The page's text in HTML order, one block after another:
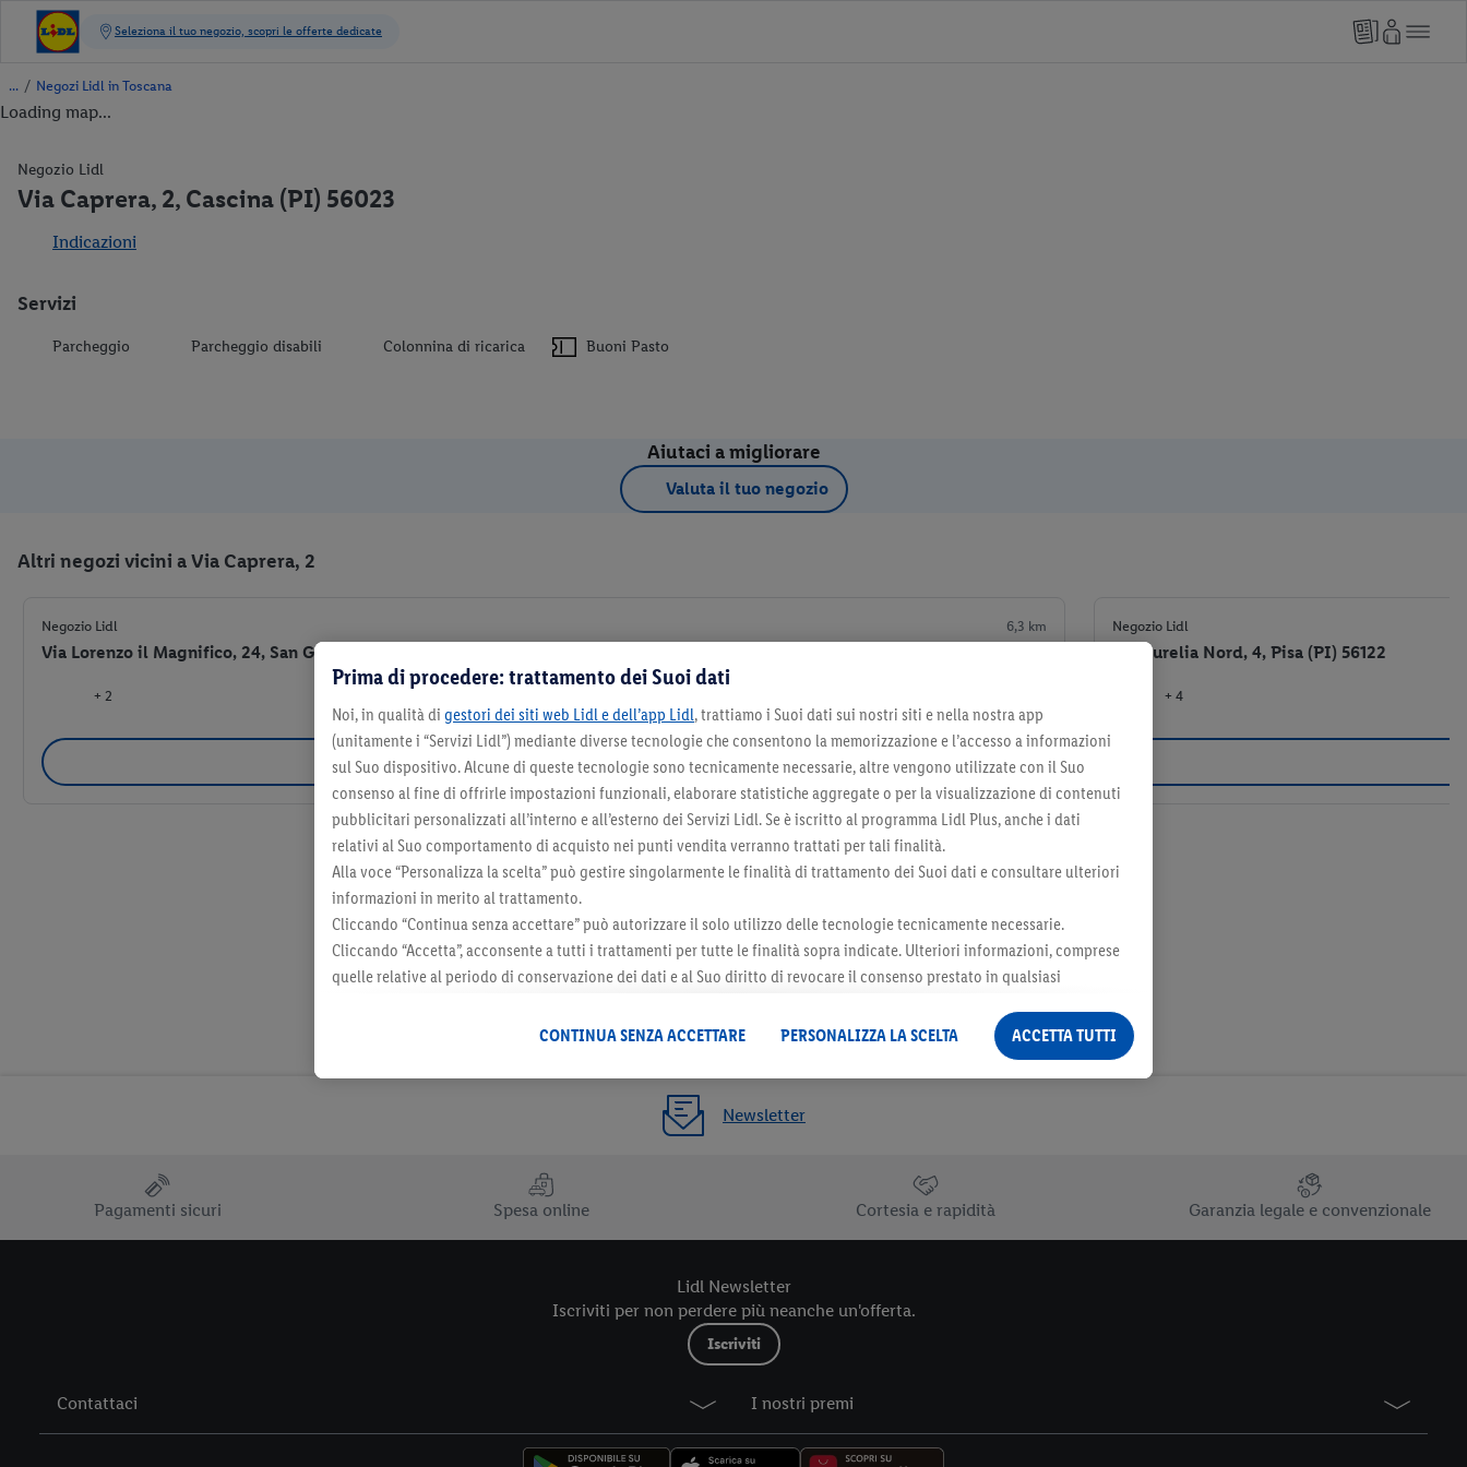
/ Negozi Lidl in Toscana
Loading map...
Negozio Lidl
Via Caprera, 2, Cascina (PI) 56023
Indicazioni
Servizi
Parcheggio Parcheggio disabili Colonnina di ricarica Buoni Pasto
Aiutaci a migliorare
Valuta il tuo negozio
Altri negozi vicini a Via Caprera, 2
Negozio Lidl 6,3 km
Via Lorenzo il Magnifico, 24, San Giuliano Terme (PI) 56017
+ 2
Seleziona come negozio preferito
Negozio Lidl
Via Aurelia Nord, 4, Pisa (PI) 56122
+ 4
Newsletter
Pagamenti sicuri Spesa online Cortesia e rapidità Garanzia legale e convenzionale
Lidl Newsletter
Iscriviti per non perdere più neanche un'offerta.
Iscriviti
Contattaci I nostri premi
Prima di procedere: trattamento dei Suoi dati
Noi, in qualità di gestori dei siti web Lidl e dell’app Lidl, trattiamo i Suoi dati sui nostri siti e nella nostra app
(unitamente i “Servizi Lidl”) mediante diverse tecnologie che consentono la memorizzazione e l’accesso a informazioni
sul Suo dispositivo. Alcune di queste tecnologie sono tecnicamente necessarie, altre vengono utilizzate con il Suo
consenso al fine di offrirle impostazioni funzionali, elaborare statistiche aggregate o per la visualizzazione di contenuti
pubblicitari personalizzati all’interno e all’esterno dei Servizi Lidl. Se è iscritto al programma Lidl Plus, anche i dati
relativi al Suo comportamento di acquisto nei punti vendita verranno trattati per tali finalità.
Alla voce “Personalizza la scelta” può gestire singolarmente le finalità di trattamento dei Suoi dati e consultare ulteriori
informazioni in merito al trattamento.
Cliccando “Continua senza accettare” può autorizzare il solo utilizzo delle tecnologie tecnicamente necessarie.
Cliccando “Accetta”, acconsente a tutti i trattamenti per tutte le finalità sopra indicate. Ulteriori informazioni, comprese
quelle relative al periodo di conservazione dei dati e al Suo diritto di revocare il consenso prestato in qualsiasi
CONTINUA SENZA ACCETTARE PERSONALIZZA LA SCELTA ACCETTA TUTTI